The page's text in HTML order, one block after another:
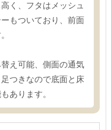
く、フタはメッシュ
もついており、前面
え可能、側面の通気
つきなので底面と床
あります。